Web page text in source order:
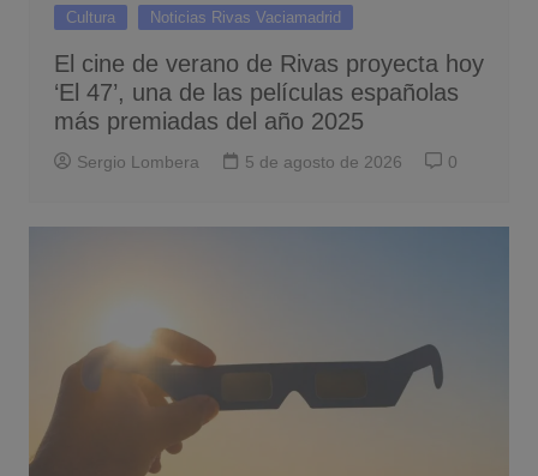
Cultura Noticias Rivas Vaciamadrid
El cine de verano de Rivas proyecta hoy
‘El 47’, una de las películas españolas
más premiadas del año 2025
Sergio Lombera 5 de agosto de 2026 0